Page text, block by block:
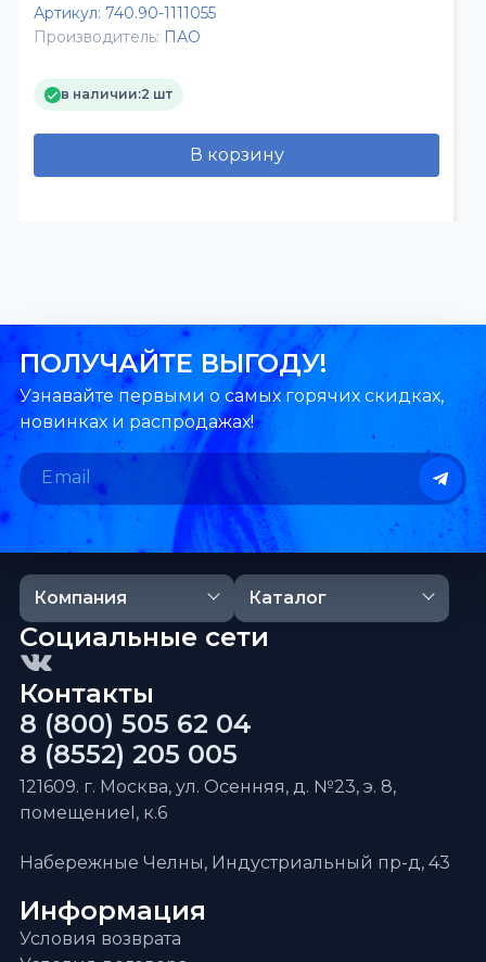
Артикул: 740.90-1111055
Производитель: ПАО
в наличии:2 шт
В корзину
ПОЛУЧАЙТЕ ВЫГОДУ!
Узнавайте первыми о самых горячих скидках,
новинках и распродажах!
Компания Каталог
Информация
Условия возврата
Контакты
8 (800) 505 62 04
8 (8552) 205 005
121609. г. Москва, ул. Осенняя, д. №23, э. 8,
помещениеI, к.6
Набережные Челны, Индустриальный пр-д, 43
Социальные сети